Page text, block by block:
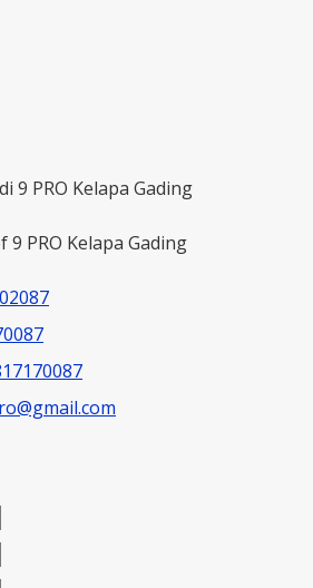
9 PRO Kelapa Gading
PRO Kelapa Gading